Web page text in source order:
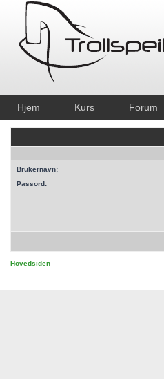
Hjem Kurs Forum
Brukernavn:
Passord:
Hovedsiden